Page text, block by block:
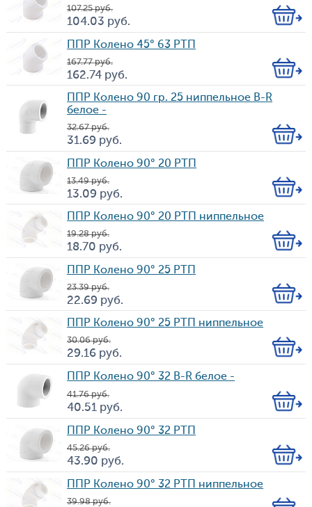
Цена
107.25 руб.
104.03 руб.
Кол-
во
ППР Колено 45° 63 РТП
Цена
167.77 руб.
162.74 руб.
Кол-
во
ППР Колено 90 гр. 25 ниппельное B-R
белое -
Цена
32.67 руб.
31.69 руб.
Кол-
во
ППР Колено 90° 20 РТП
Цена
13.49 руб.
13.09 руб.
Кол-
во
ППР Колено 90° 20 РТП ниппельное
Цена
19.28 руб.
18.70 руб.
Кол-
во
ППР Колено 90° 25 РТП
Цена
23.39 руб.
22.69 руб.
Кол-
во
ППР Колено 90° 25 РТП ниппельное
Цена
30.06 руб.
29.16 руб.
Кол-
во
ППР Колено 90° 32 B-R белое -
Цена
41.76 руб.
40.51 руб.
Кол-
во
ППР Колено 90° 32 РТП
Цена
45.26 руб.
43.90 руб.
Кол-
во
ППР Колено 90° 32 РТП ниппельное
39.98 руб.